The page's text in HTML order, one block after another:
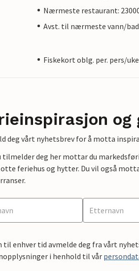
Nærmeste restaurant:
Avst. til nærmeste vann/
Fiskekort oblg. per. pers/uke
deg vårt nyhetsbrev for å motta
tilmelder deg her mottar du
feriehus og hytter. Du vil også
til enhver tid avmelde deg fra vårt
i henhold til vår